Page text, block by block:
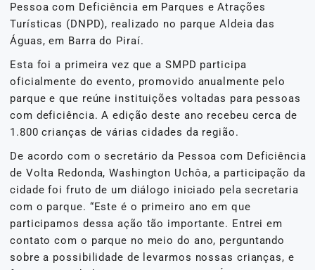
Pessoa com Deficiência em Parques e Atrações
Turísticas (DNPD), realizado no parque Aldeia das
Águas, em Barra do Piraí.
Esta foi a primeira vez que a SMPD participa
oficialmente do evento, promovido anualmente pelo
parque e que reúne instituições voltadas para pessoas
com deficiência. A edição deste ano recebeu cerca de
1.800 crianças de várias cidades da região.
De acordo com o secretário da Pessoa com Deficiência
de Volta Redonda, Washington Uchôa, a participação da
cidade foi fruto de um diálogo iniciado pela secretaria
com o parque. “Este é o primeiro ano em que
participamos dessa ação tão importante. Entrei em
contato com o parque no meio do ano, perguntando
sobre a possibilidade de levarmos nossas crianças, e